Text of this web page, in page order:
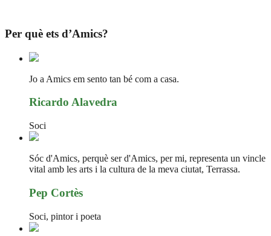
Per què ets d’Amics?
Jo a Amics em sento tan bé com a casa.
Ricardo Alavedra
Soci
Sóc d'Amics, perquè ser d'Amics, per mi, representa un vincle
vital amb les arts i la cultura de la meva ciutat, Terrassa.
Pep Cortès
Soci, pintor i poeta